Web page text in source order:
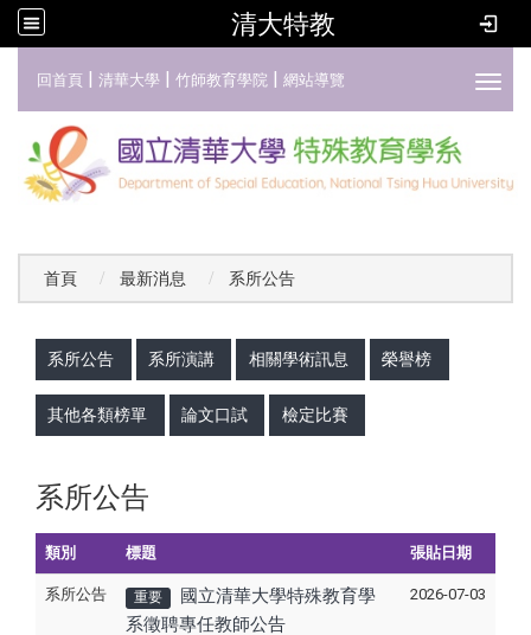
清大特教
回首頁 | 清華大學 | 竹師教育學院 | 網站導覽
首頁 最新消息 系所公告
系所公告 系所演講 相關學術訊息 榮譽榜
其他各類榜單 論文口試 檢定比賽
系所公告
類別 標題 張貼日期
系所公告 重要
國立清華大學特殊教育學
系徵聘專任教師公告
2026-07-03